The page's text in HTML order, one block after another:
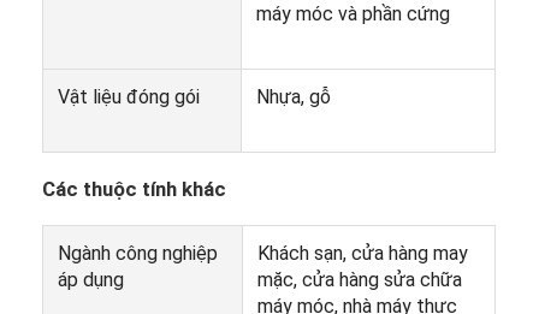
máy móc và phần cứng
Vật liệu đóng gói Nhựa, gỗ
Các thuộc tính khác
Ngành công nghiệp
áp dụng
Khách sạn, cửa hàng may
mặc, cửa hàng sửa chữa
máy móc, nhà máy thực